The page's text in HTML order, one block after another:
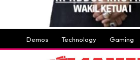
Demos Technology Gaming